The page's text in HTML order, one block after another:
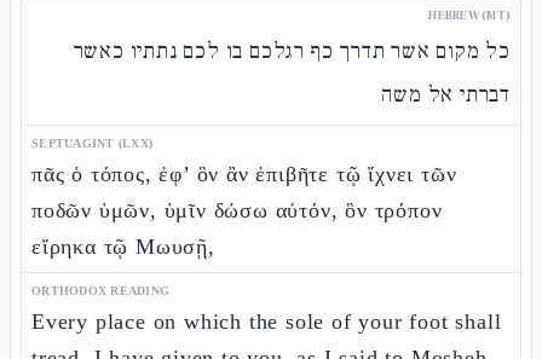
HEBREW (MT)
כל מקום אשר תדרך כף רגלכם בו לכם נתתיו כאשר
דברתי אל משה
SEPTUAGINT (LXX)
πᾶς ὁ τόπος, ἐφ’ ὃν ἂν ἐπιβῆτε τῷ ἴχνει τῶν
ποδῶν ὑμῶν, ὑμῖν δώσω αὐτόν, ὃν τρόπον
εἴρηκα τῷ Μωυσῇ,
ORTHODOX READING
Every place on which the sole of your foot shall